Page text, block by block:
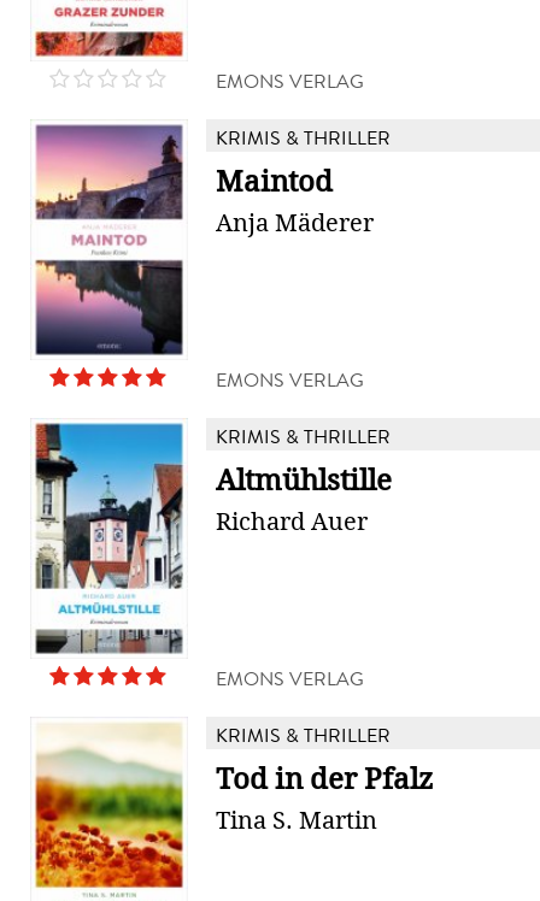
EMONS VERLAG
KRIMIS & THRILLER
Maintod
Anja Mäderer
EMONS VERLAG
KRIMIS & THRILLER
Altmühlstille
Richard Auer
EMONS VERLAG
KRIMIS & THRILLER
Tod in der Pfalz
Tina S. Martin